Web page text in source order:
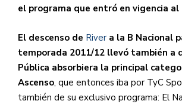
el programa que entró en vigencia
El descenso de River a la B Nacional
temporada 2011/12 llevó también a
Pública absorbiera la principal
Ascenso, que entonces iba por TyC
también de su exclusivo programa: El